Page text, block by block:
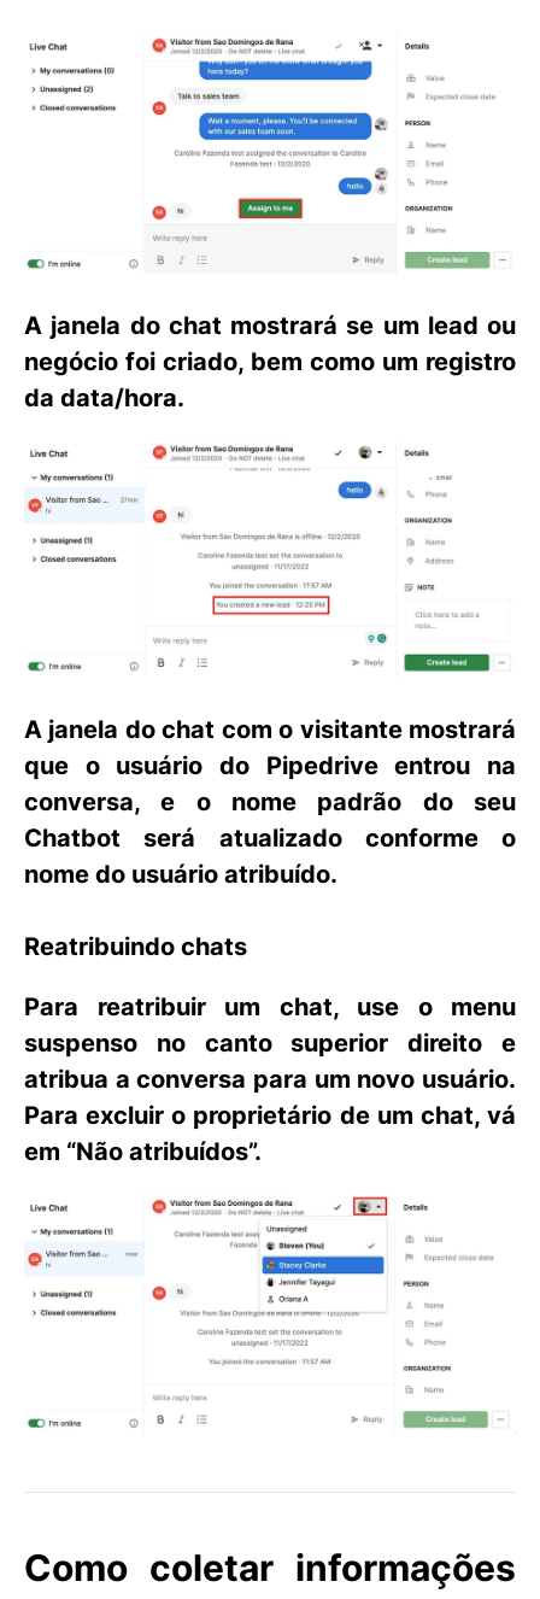
A janela do chat mostrará se um lead ou
negócio foi criado, bem como um registro
da data/hora.
A janela do chat com o visitante mostrará
que o usuário do Pipedrive entrou na
conversa, e o nome padrão do seu
Chatbot será atualizado conforme o
nome do usuário atribuído.
Reatribuindo chats
Para reatribuir um chat, use o menu
suspenso no canto superior direito e
atribua a conversa para um novo usuário.
Para excluir o proprietário de um chat, vá
em “Não atribuídos”.
Como coletar informações